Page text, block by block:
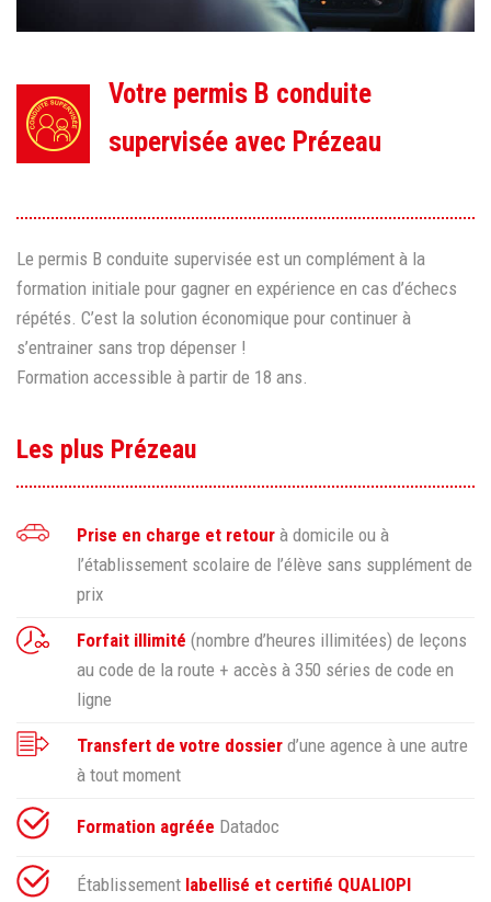
Votre permis B conduite
supervisée avec Prézeau
Le permis B conduite supervisée est un complément à la
formation initiale pour gagner en expérience en cas d’échecs
répétés. C’est la solution économique pour continuer à
s’entrainer sans trop dépenser !
Formation accessible à partir de 18 ans.
Les plus Prézeau
Prise en charge et retour à domicile ou à
l’établissement scolaire de l’élève sans supplément de
prix
Forfait illimité (nombre d’heures illimitées) de leçons
au code de la route + accès à 350 séries de code en
ligne
Transfert de votre dossier d’une agence à une autre
à tout moment
Formation agréée Datadoc
Établissement labellisé et certifié QUALIOPI